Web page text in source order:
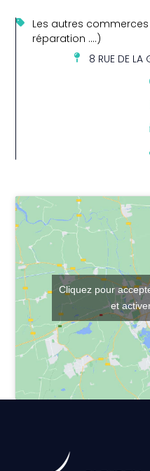
Les autres
réparation ….)
8 RUE DE LA
Cliquez pour
et